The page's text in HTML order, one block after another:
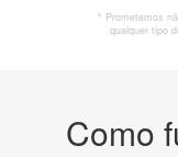
* Prometemos
qualquer tipo
Como